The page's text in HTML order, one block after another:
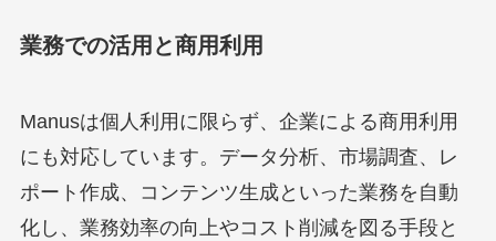
業務での活用と商用利用
Manusは個人利用に限らず、企業による商用利用
にも対応しています。データ分析、市場調査、レ
ポート作成、コンテンツ生成といった業務を自動
化し、業務効率の向上やコスト削減を図る手段と